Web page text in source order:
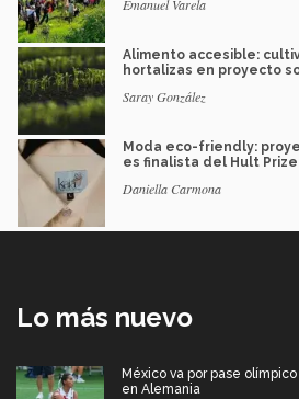
Emanuel Varela
Alimento accesible:
hortalizas en proyecto
Saray González
Moda eco-friendly:
es finalista del Hult Prize
Daniella Carmona
Lo más nuevo
México va por pase
en Alemania